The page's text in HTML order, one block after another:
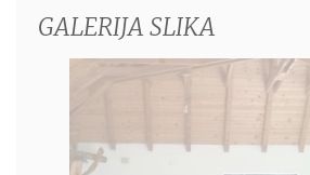
GALERIJA SLIKA